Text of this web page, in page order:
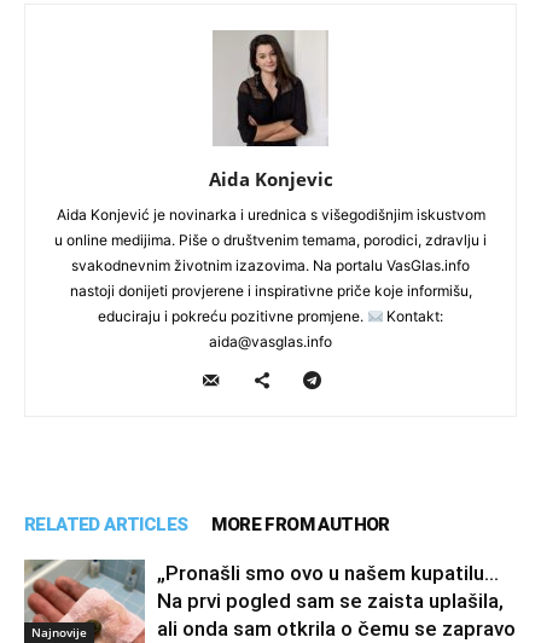
Aida Konjevic
Aida Konjević je novinarka i urednica s višegodišnjim iskustvom
u online medijima. Piše o društvenim temama, porodici, zdravlju i
svakodnevnim životnim izazovima. Na portalu VasGlas.info
nastoji donijeti provjerene i inspirativne priče koje informišu,
educiraju i pokreću pozitivne promjene.
Kontakt:
aida@vasglas.info
RELATED ARTICLES MORE FROM AUTHOR
Najnovije
„Pronašli smo ovo u našem kupatilu…
Na prvi pogled sam se zaista uplašila,
ali onda sam otkrila o čemu se zapravo